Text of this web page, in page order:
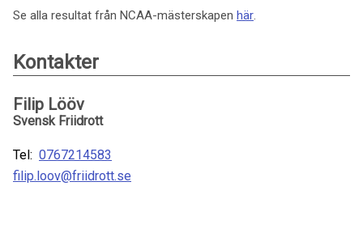
Se alla resultat från NCAA-mästerskapen här.
Kontakter
Filip Lööv
Svensk Friidrott
Tel: 0767214583
filip.loov@friidrott.se